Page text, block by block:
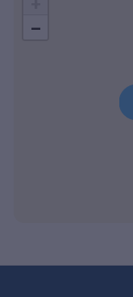
−